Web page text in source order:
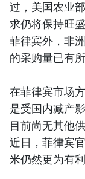
过，美国农业
求仍将保持旺
菲律宾外，非
的采购量已有所
在菲律宾市场
是受国内减产
目前尚无其他
近日，菲律宾
米仍然更为有利